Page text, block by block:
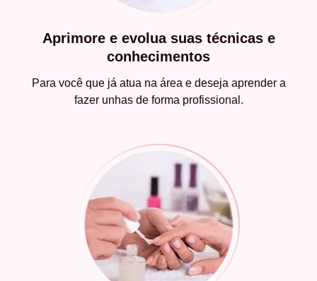
Aprimore e evolua suas técnicas e
conhecimentos
Para você que já atua na área e deseja aprender a
fazer unhas de forma profissional.